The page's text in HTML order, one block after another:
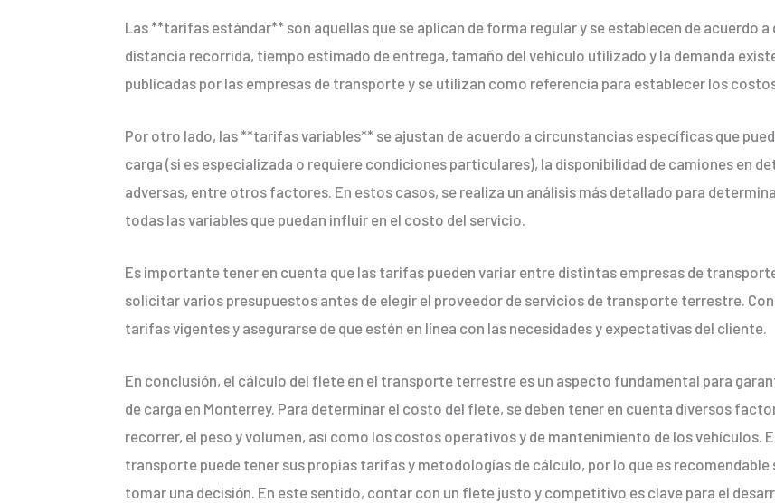
Las **tarifas estándar** son aquellas que se aplican de forma regular y se establecen de acuerdo
distancia recorrida, tiempo estimado de entrega, tamaño del vehículo utilizado y la demanda
publicadas por las empresas de transporte y se utilizan como referencia para establecer los
Por otro lado, las **tarifas variables** se ajustan de acuerdo a circunstancias específicas que
carga (si es especializada o requiere condiciones particulares), la disponibilidad de camiones en
adversas, entre otros factores. En estos casos, se realiza un análisis más detallado para
todas las variables que puedan influir en el costo del servicio.
Es importante tener en cuenta que las tarifas pueden variar entre distintas empresas de
solicitar varios presupuestos antes de elegir el proveedor de servicios de transporte terrestre.
tarifas vigentes y asegurarse de que estén en línea con las necesidades y expectativas del cliente.
En conclusión, el cálculo del flete en el transporte terrestre es un aspecto fundamental para
de carga en Monterrey. Para determinar el costo del flete, se deben tener en cuenta diversos
recorrer, el peso y volumen, así como los costos operativos y de mantenimiento de los vehículos.
transporte puede tener sus propias tarifas y metodologías de cálculo, por lo que es
tomar una decisión. En este sentido, contar con un flete justo y competitivo es clave para el